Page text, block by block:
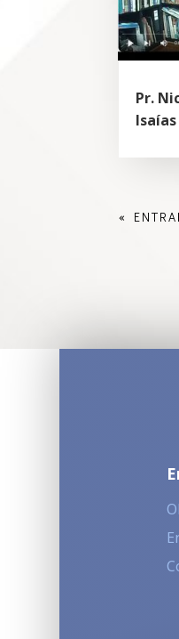
Pr.
«